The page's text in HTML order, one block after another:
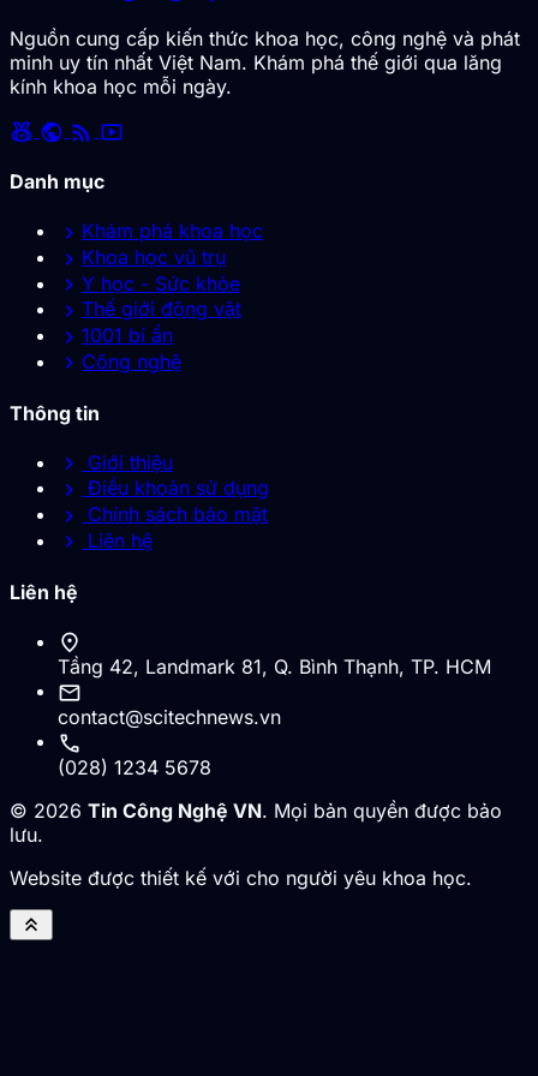
Nguồn cung cấp kiến thức khoa học, công nghệ và phát
minh uy tín nhất Việt Nam. Khám phá thế giới qua lăng
kính khoa học mỗi ngày.
social_leaderboard public rss_feed smart_display
Danh mục
chevron_right Khám phá khoa học
chevron_right Khoa học vũ trụ
chevron_right Y học - Sức khỏe
chevron_right Thế giới động vật
chevron_right 1001 bí ẩn
chevron_right Công nghệ
Thông tin
chevron_right Giới thiệu
chevron_right Điều khoản sử dụng
chevron_right Chính sách bảo mật
chevron_right Liên hệ
Liên hệ
location_on
Tầng 42, Landmark 81, Q. Bình Thạnh, TP. HCM
mail
contact@scitechnews.vn
call
(028) 1234 5678
© 2026 Tin Công Nghệ VN. Mọi bản quyền được bảo
lưu.
Website được thiết kế với cho người yêu khoa học.
keyboard_double_arrow_up